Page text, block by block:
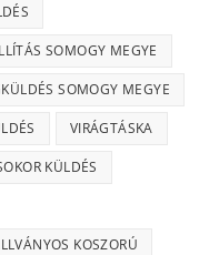
SOMOGY MEGYE
SOMOGY MEGYE
VIRÁGTÁSKA
KÜLDÉS
KOSZORÚ